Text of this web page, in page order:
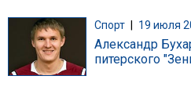
Спорт 19 июля
Александр
питерского